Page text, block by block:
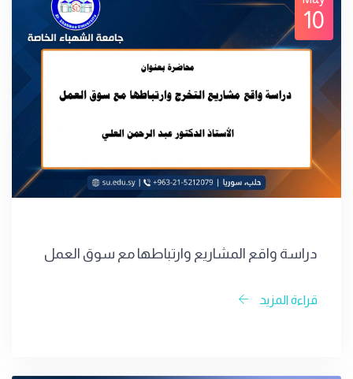
10
دراسة واقع المشاريع وارتباطها مع سوق العمل
قراءة المزيد